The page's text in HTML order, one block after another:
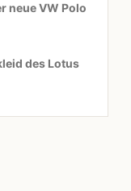
neue VW Polo
des Lotus